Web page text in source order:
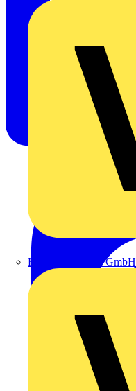
Heinrich Häusler GmbH